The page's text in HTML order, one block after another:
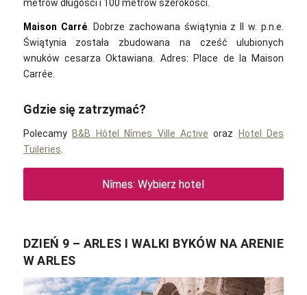
metrów długości i 100 metrów szerokości.
Maison Carré. Dobrze zachowana świątynia z II w. p.n.e.
Świątynia została zbudowana na cześć ulubionych
wnuków cesarza Oktawiana. Adres: Place de la Maison
Carrée.
Gdzie się zatrzymać?
Polecamy B&B Hôtel Nîmes Ville Active oraz
Hotel Des
Tuileries
Nîmes: Wybierz hotel
DZIEŃ 9 – ARLES I WALKI BYKÓW NA ARENIE
W ARLES